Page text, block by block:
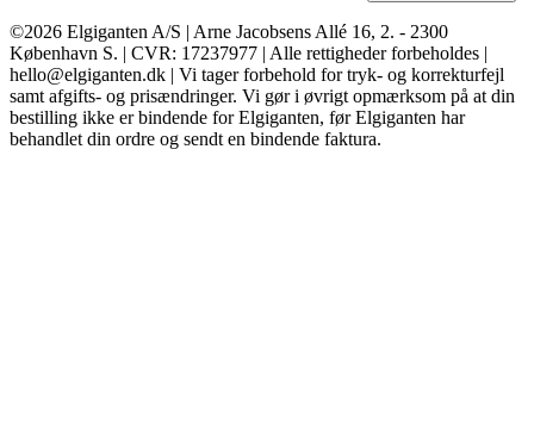
©2026 Elgiganten A/S | Arne Jacobsens Allé 16, 2. - 2300
København S. | CVR: 17237977 | Alle rettigheder forbeholdes |
hello@elgiganten.dk | Vi tager forbehold for tryk- og korrekturfejl
samt afgifts- og prisændringer. Vi gør i øvrigt opmærksom på at din
bestilling ikke er bindende for Elgiganten, før Elgiganten har
behandlet din ordre og sendt en bindende faktura.